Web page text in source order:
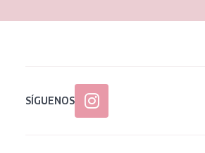
Todas las edades
SÍGUENOS